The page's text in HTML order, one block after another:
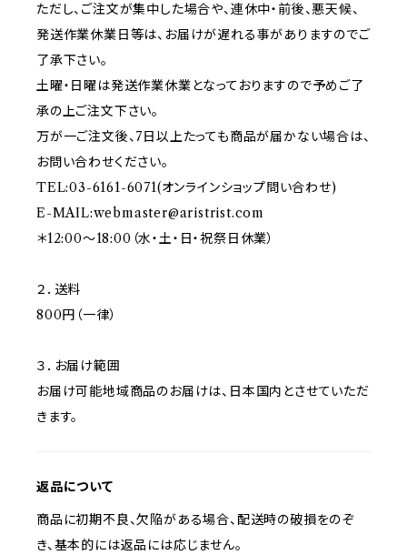
ただし、ご注文が集中した場合や、連休中・前後、悪天候、
発送作業休業日等は、お届けが遅れる事がありますのでご
了承下さい。
土曜・日曜は発送作業休業となっておりますので予めご了
承の上ご注文下さい。
万が一ご注文後、7日以上たっても商品が届かない場合は、
お問い合わせください。
TEL:03-6161-6071(オンラインショップ問い合わせ)
E-MAIL:webmaster@aristrist.com
＊12:00～18:00（水・土・日・祝祭日休業）
２．送料
800円（一律）
３．お届け範囲
お届け可能地域商品のお届けは、日本国内とさせていただ
きます。
返品について
商品に初期不良、欠陥がある場合、配送時の破損をのぞ
き、基本的には返品には応じません。